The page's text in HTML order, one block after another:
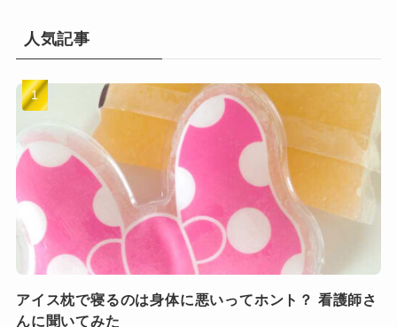
人気記事
アイス枕で寝るのは身体に悪いってホント？ 看護師さ
んに聞いてみた